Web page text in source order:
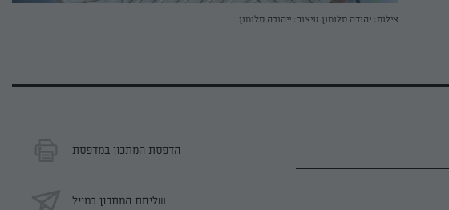
צילום: יהודה סלומון עיצוב: ייהודה סלומון
הדפסת המתכון במדפסת
שליחת המתכון במייל